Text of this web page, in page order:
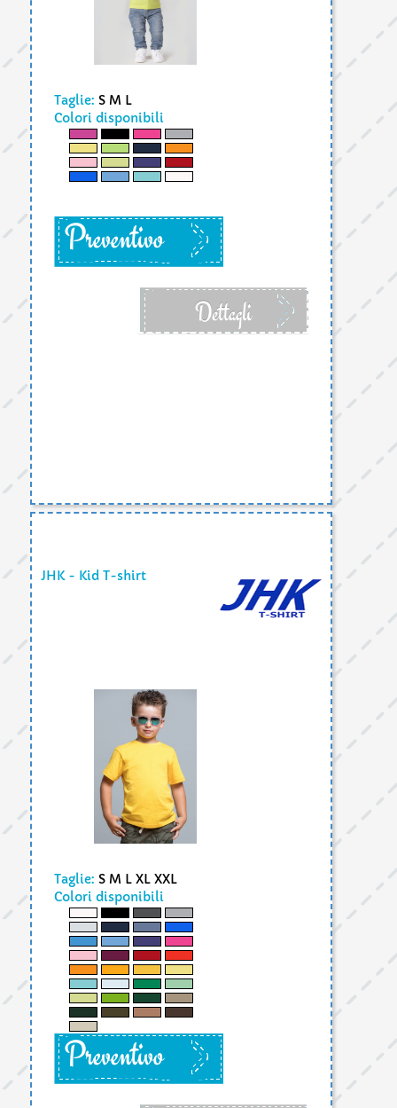
Taglie: S M L
Colori disponibili
Preventivo
Dettagli
JHK - Kid T-shirt
Taglie: S M L XL XXL
Colori disponibili
Preventivo